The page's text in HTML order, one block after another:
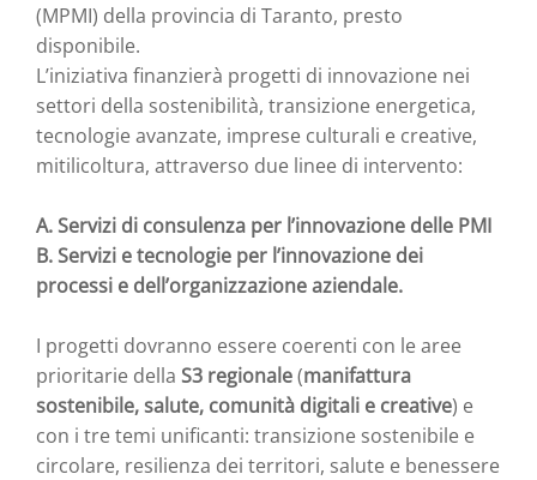
(MPMI) della provincia di Taranto, presto
disponibile.
L’iniziativa finanzierà progetti di innovazione nei
settori della sostenibilità, transizione energetica,
tecnologie avanzate, imprese culturali e creative,
mitilicoltura, attraverso due linee di intervento:
A. Servizi di consulenza per l’innovazione delle PMI
B. Servizi e tecnologie per l’innovazione dei
processi e dell’organizzazione aziendale.
I progetti dovranno essere coerenti con le aree
prioritarie della S3 regionale(manifattura
sostenibile, salute, comunità digitali e creative) e
con i tre temi unificanti: transizione sostenibile e
circolare, resilienza dei territori, salute e benessere